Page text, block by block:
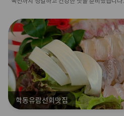
학동유람선회맛집